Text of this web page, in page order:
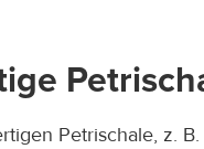
Petrischale, z.